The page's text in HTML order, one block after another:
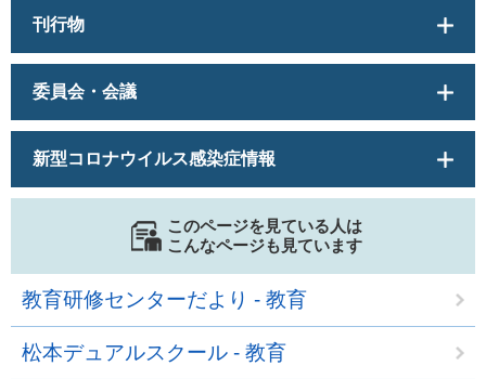
刊行物
委員会・会議
新型コロナウイルス感染症情報
このページを見ている人は
こんなページも見ています
教育研修センターだより - 教育
松本デュアルスクール - 教育